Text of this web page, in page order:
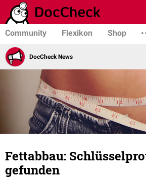
Community Flexikon Shop
DocCheck News
Fettabbau:
gefunden